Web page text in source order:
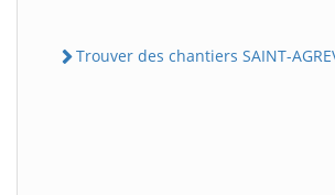
Trouver des chantiers SAINT-